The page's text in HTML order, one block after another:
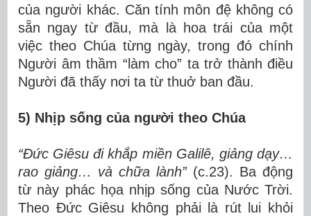
của người khác. Căn tính môn đệ không có
sẵn ngay từ đầu, mà là hoa trái của một
việc theo Chúa từng ngày, trong đó chính
Người âm thầm “làm cho” ta trở thành điều
Người đã thấy nơi ta từ thuở ban đầu.
5) Nhịp sống của người theo Chúa
“Đức Giêsu đi khắp miền Galilê, giảng dạy…
rao giảng… và chữa lành”(c.23). Ba động
từ này phác họa nhịp sống của Nước Trời.
Theo Đức Giêsu không phải là rút lui khỏi